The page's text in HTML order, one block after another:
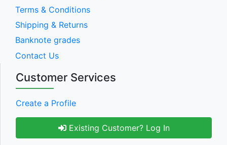
Terms & Conditions
Shipping & Returns
Banknote grades
Contact Us
Customer Services
Create a Profile
Existing Customer? Log In